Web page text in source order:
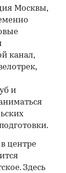
Москвы,
канал,
и
центре
Здесь